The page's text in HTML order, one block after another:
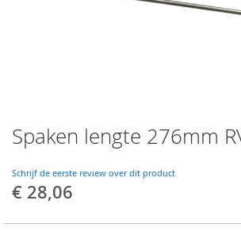
Spaken lengte 276mm
Schrijf de eerste review over dit product
€ 28,06
Ga
naar
begin
van
afbeeldingen-